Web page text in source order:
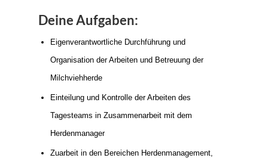
Deine Aufgaben:
Eigenverantwortliche Durchführung und
Organisation der Arbeiten und Betreuung der
Milchviehherde
Einteilung und Kontrolle der Arbeiten des
Tagesteams in Zusammenarbeit mit dem
Herdenmanager
Zuarbeit in den Bereichen Herdenmanagement,